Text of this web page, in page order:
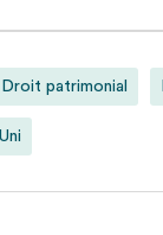
Droit patrimonial